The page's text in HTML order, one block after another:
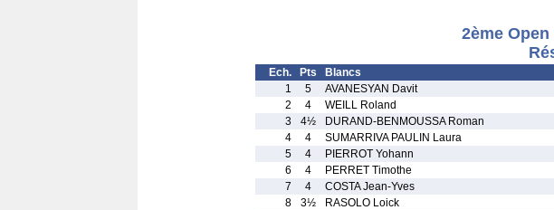
2ème
Ech. Pts Blancs
1
5 AVANESYAN Davit
2
4 WEILL Roland
3
4½ DURAND-BENMOUSSA Roman
4
4 SUMARRIVA PAULIN Laura
5
4 PIERROT Yohann
6
4 PERRET Timothe
7
4 COSTA Jean-Yves
8
3½ RASOLO Loick